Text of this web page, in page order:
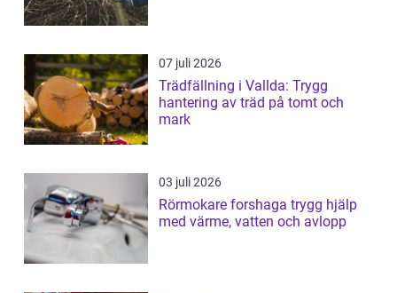
07 juli 2026
Trädfällning i Vallda: Trygg
hantering av träd på tomt och
mark
03 juli 2026
Rörmokare forshaga trygg hjälp
med värme, vatten och avlopp